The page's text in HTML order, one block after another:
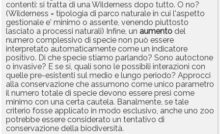
contenti: si tratta di una Wilderness dopo tutto. O no?
(Wilderness = tipologia di parco naturale in cui l'aspetto
gestionale e' minimo o assente, venendo piuttosto
lasciato a processi naturali) Infine, un aumento del
numero complessivo di specie non può essere
interpretato automaticamente come un indicatore
positivo. Di che specie stiamo parlando? Sono autoctone
o invasive? E se si, quali sono le possibili interazioni con
quelle pre-esistenti sul medio e lungo periodo? Approcci
alla conservazione che assumono come unico parametro
il numero totale di specie devono essere presi come
minimo con una certa cautela. Banalmente, se tale
criterio fosse applicato in modo esclusivo, anche uno zoo
potrebbe essere considerato un tentativo di
conservazione della biodiversità.